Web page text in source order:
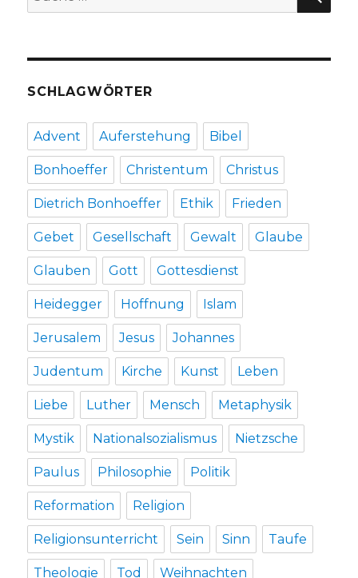
2016
nach:
SCHLAGWÖRTER
Advent Auferstehung Bibel
Bonhoeffer Christentum Christus
Dietrich Bonhoeffer Ethik Frieden
Gebet Gesellschaft Gewalt Glaube
Glauben Gott Gottesdienst
Heidegger Hoffnung Islam
Jerusalem Jesus Johannes
Judentum Kirche Kunst Leben
Liebe Luther Mensch Metaphysik
Mystik Nationalsozialismus Nietzsche
Paulus Philosophie Politik
Reformation Religion
Religionsunterricht Sein Sinn Taufe
Theologie Tod Weihnachten